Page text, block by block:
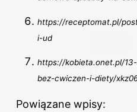
https://receptomat.pl/
i-ud
https://kobieta.onet.pl/
bez-cwiczen-i-diety/
Powiązane wpisy: